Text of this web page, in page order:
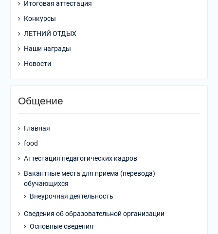
Итоговая аттестация
Конкурсы
ЛЕТНИЙ ОТДЫХ
Наши награды
Новости
Общение
Главная
food
Аттестация педагогических кадров
Вакантные места для приема (перевода)
обучающихся
Внеурочная деятельность
Сведения об образовательной организации
Основные сведения